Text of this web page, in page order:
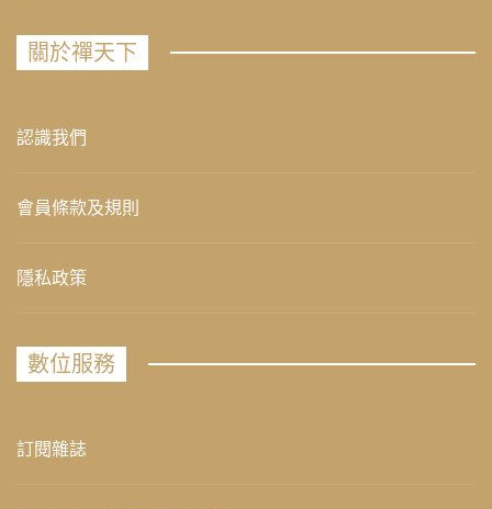
關於禪天下
認識我們
會員條款及規則
隱私政策
數位服務
訂閱雜誌